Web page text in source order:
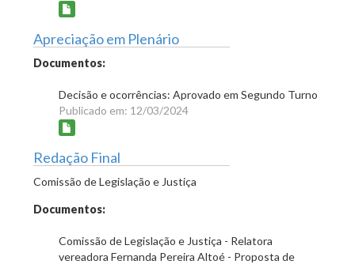
Apreciação em Plenário
Documentos:
Decisão e ocorrências: Aprovado em Segundo Turno
Publicado em: 12/03/2024
Redação Final
Comissão de Legislação e Justiça
Documentos:
Comissão de Legislação e Justiça - Relatora
vereadora Fernanda Pereira Altoé - Proposta de